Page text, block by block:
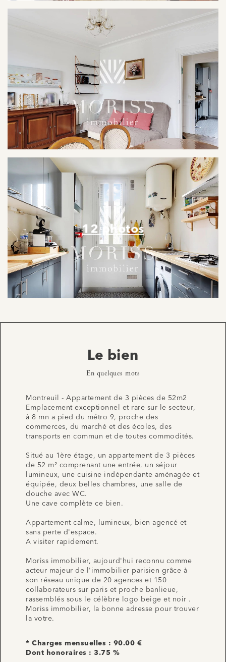
12 photos
Le bien
En quelques mots
Montreuil - Appartement de 3 pièces de 52m2
Emplacement exceptionnel et rare sur le secteur,
à 8 mn a pied du métro 9, proche des
commerces, du marché et des écoles, des
transports en commun et de toutes commodités.
Situé au 1ère étage, un appartement de 3 pièces
de 52 m² comprenant une entrée, un séjour
lumineux, une cuisine indépendante aménagée et
équipée, deux belles chambres, une salle de
douche avec WC.
Une cave complète ce bien.
Appartement calme, lumineux, bien agencé et
sans perte d'espace.
A visiter rapidement.
Moriss immobilier, aujourd'hui reconnu comme
acteur majeur de l'immobilier parisien grâce à
son réseau unique de 20 agences et 150
collaborateurs sur paris et proche banlieue,
rassemblés sous le célèbre logo beige et noir .
Moriss immobilier, la bonne adresse pour trouver
la votre.
* Charges mensuelles : 90.00 €
Dont honoraires : 3.75 %